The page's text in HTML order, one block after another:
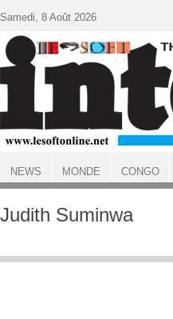
ACCUEIL
Judith Suminwa
Samedi, 8 Août 2026
NEWS MONDE CONGO